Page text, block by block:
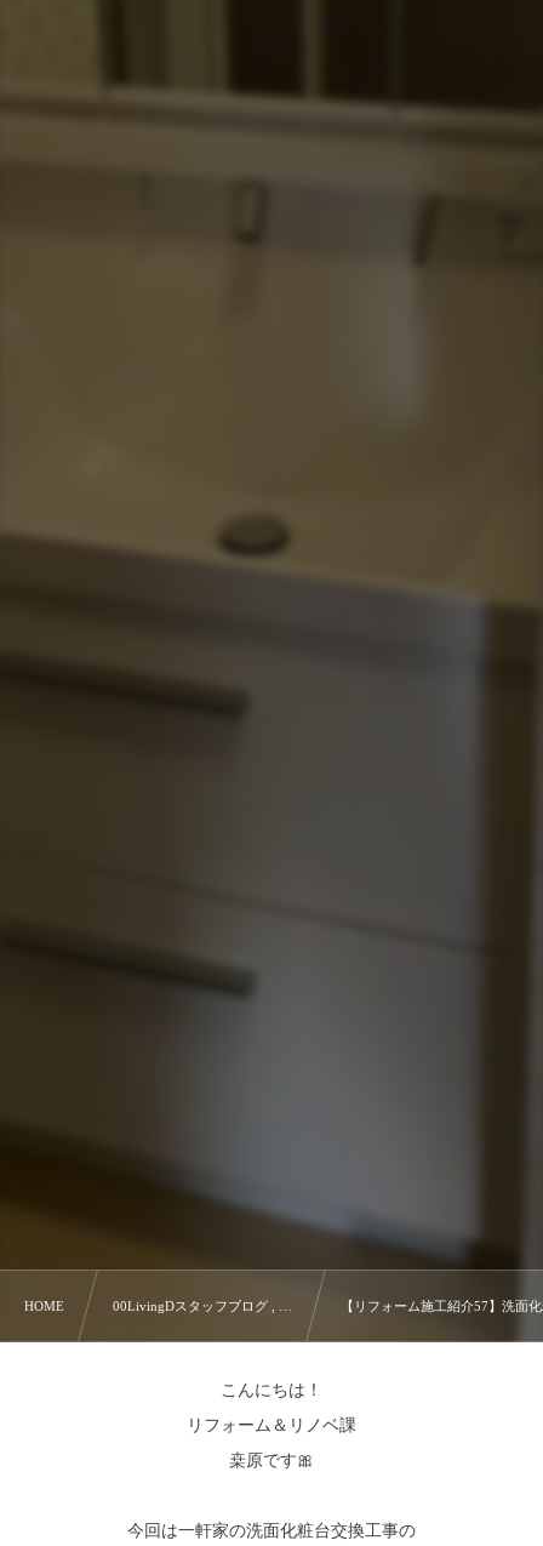
HOME 00LivingDスタッフブログ , … 【リフォーム施工紹介57】洗面
こんにちは！
リフォーム＆リノベ課
桒原です🎀
今回は一軒家の洗面化粧台交換工事の